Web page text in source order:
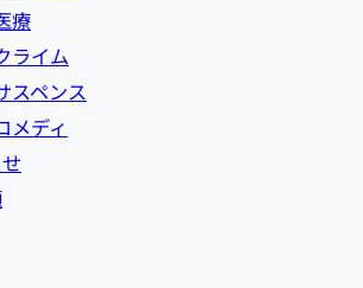
療
ライム
スペンス
メディ